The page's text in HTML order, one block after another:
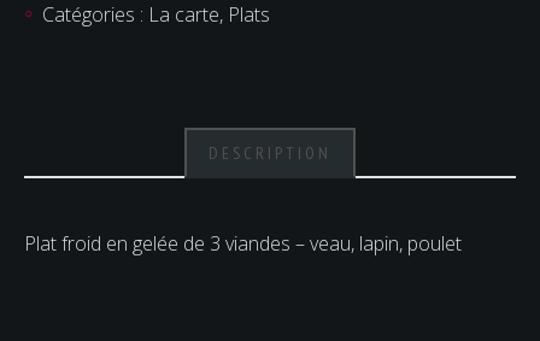
Catégories : La carte, Plats
DESCRIPTION
Plat froid en gelée de 3 viandes – veau, lapin, poulet